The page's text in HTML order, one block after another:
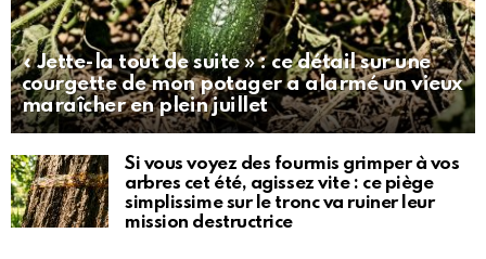
« Jette-la tout de suite » : ce détail sur une
courgette de mon potager a alarmé un vieux
maraîcher en plein juillet
Si vous voyez des fourmis grimper à vos
arbres cet été, agissez vite : ce piège
simplissime sur le tronc va ruiner leur
mission destructrice